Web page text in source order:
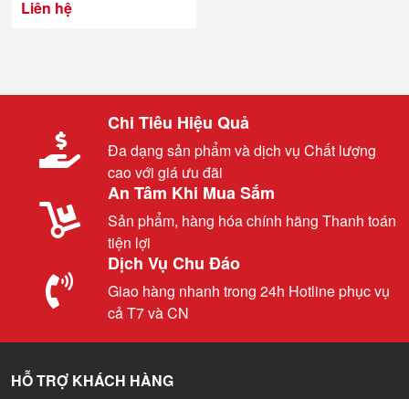
Liên hệ
Chi Tiêu Hiệu Quả
Đa dạng sản phẩm và dịch vụ Chất lượng
cao với giá ưu đãi
An Tâm Khi Mua Sắm
Sản phẩm, hàng hóa chính hãng Thanh toán
tiện lợi
Dịch Vụ Chu Đáo
Giao hàng nhanh trong 24h Hotline phục vụ
cả T7 và CN
HỖ TRỢ KHÁCH HÀNG